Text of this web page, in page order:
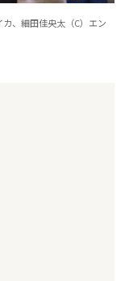
カ、細田佳央太（C）エン